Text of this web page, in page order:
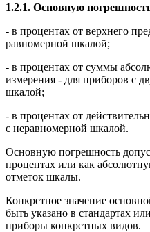
1.2.1. Основную
- в процентах от верхнего
равномерной шкалой;
- в процентах от суммы
измерения - для приборов с
шкалой;
- в процентах от
с неравномерной шкалой.
Основную погрешность
процентах или как
отметок шкалы.
Конкретное значение
быть указано в стандартах
приборы конкретных видов.